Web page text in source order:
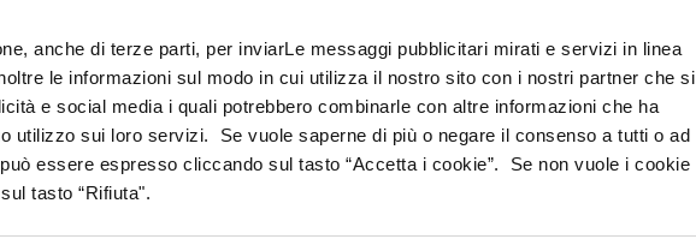
anche di terze parti, per inviarLe messaggi pubblicitari mirati e servizi in linea
le informazioni sul modo in cui utilizza il nostro sito con i nostri partner che si
e social media i quali potrebbero combinarle con altre informazioni che ha
utilizzo sui loro servizi. Se vuole saperne di più o negare il consenso a tutti o ad
essere espresso cliccando sul tasto “Accetta i cookie”. Se non vuole i cookie
tasto “Rifiuta".
GRACE
new soul for your space